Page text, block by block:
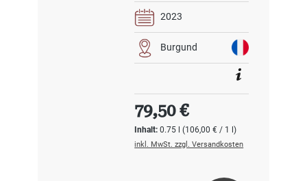
2023
Burgund
Inhalt:0.75 l(106,00 € / 1 l)
Regulärer Preis:
79,50 €
inkl. MwSt. zzgl. Versandkosten